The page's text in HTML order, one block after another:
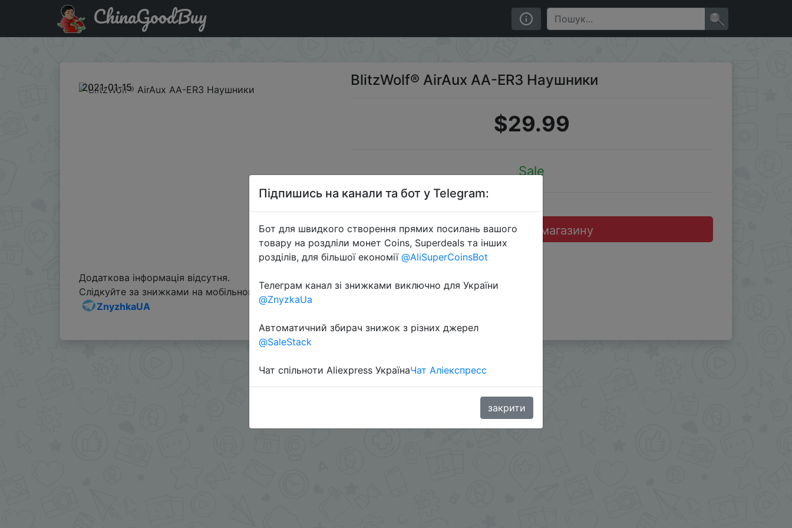
Придбати по акціи BlitzWolf® AirAux AA-ER3 Наушники
ChinaGoodBuy
2021-01-15 BlitzWolf® AirAux AA-ER3 Наушники
$29.99
Sale
Перейти до магазину
Додаткова інформація відсутня.
Слідкуйте за знижками на мобільному, в телеграм каналі:
ZnyzhkaUA
Підпишись на канали та бот у Telegram:
Бот для швидкого створення прямих посилань вашого
товару на роздліли монет Coins, Superdeals та інших
розділів, для більшої економії @AliSuperCoinsBot
Телеграм канал зі знижками виключно для України
@ZnyzkaUa
Автоматичний збирач знижок з різних джерел
@SaleStack
Чат спільноти Aliexpress УкраїнаЧат Аліекспресс
закрити